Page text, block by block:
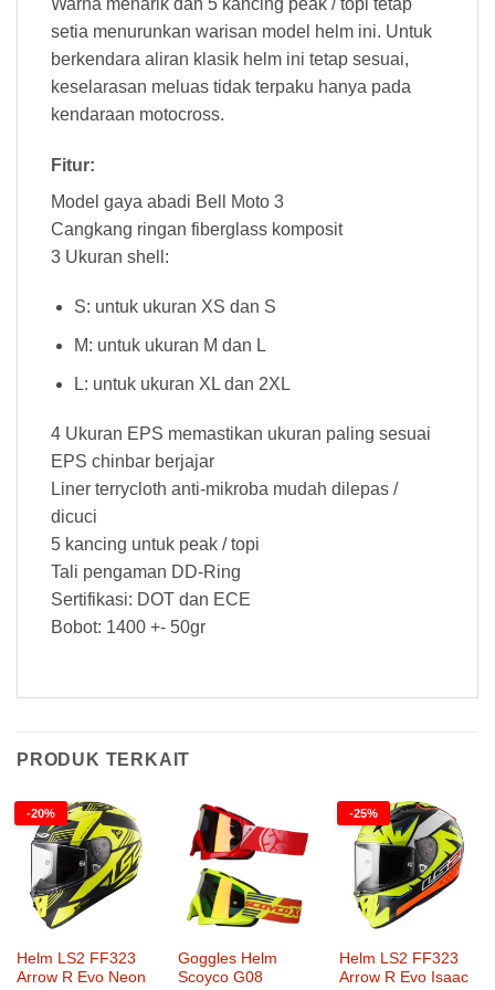
setia menurunkan warisan model helm ini. Untuk
berkendara aliran klasik helm ini tetap sesuai,
keselarasan meluas tidak terpaku hanya pada
kendaraan motocross.
Fitur:
Model gaya abadi Bell Moto 3
Cangkang ringan fiberglass komposit
3 Ukuran shell:
S: untuk ukuran XS dan S
M: untuk ukuran M dan L
L: untuk ukuran XL dan 2XL
4 Ukuran EPS memastikan ukuran paling sesuai
EPS chinbar berjajar
Liner terrycloth anti-mikroba mudah dilepas /
dicuci
5 kancing untuk peak / topi
Tali pengaman DD-Ring
Sertifikasi: DOT dan ECE
Bobot: 1400 +- 50gr
PRODUK TERKAIT
-20%
Helm LS2 FF323
Arrow R Evo Neon
Goggles Helm
Scoyco G08
-25%
Helm LS2 FF323
Arrow R Evo Isaac